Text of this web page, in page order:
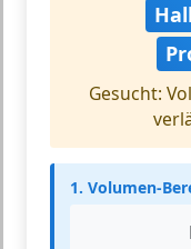
Gesucht:
1. Volumen-